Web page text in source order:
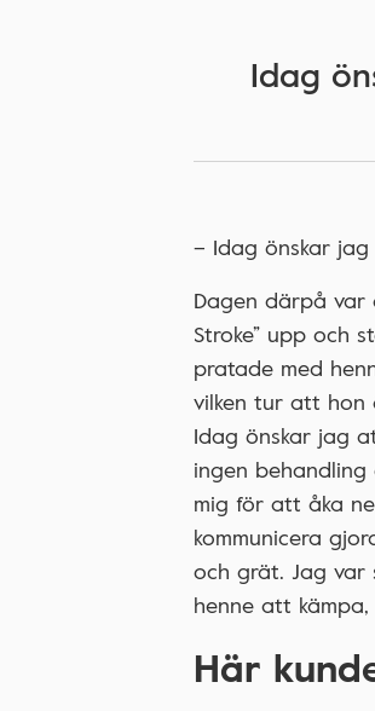
Idag
– Idag önskar
Dagen därpå var
Stroke” upp och
pratade med
vilken tur att hon
Idag önskar jag
ingen
mig för att åka
kommunicera
och grät. Jag
henne att
Här